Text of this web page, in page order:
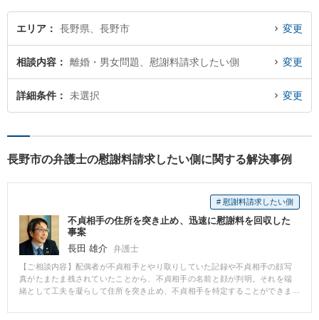
エリア 長野県、長野市 変更
相談内容 離婚・男女問題、慰謝料請求したい側 変更
詳細条件 未選択 変更
長野市の弁護士の慰謝料請求したい側に関する解決事例
# 慰謝料請求したい側
不貞相手の住所を突き止め、迅速に慰謝料を回収した
事案
長田 雄介 弁護士
【ご相談内容】配偶者が不貞相手とやり取りしていた記録や不貞相手の顔写
真がたまたま残されていたことから、不貞相手の名前と顔が判明。それを端
緒として工夫を凝らして住所を突き止め、不貞相手を特定することができま
あったことから迅速に示談書の作成と慰謝料の回収が実現しました。 なお、